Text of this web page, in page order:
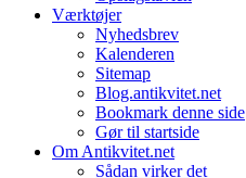
Værktøjer
Nyhedsbrev
Kalenderen
Sitemap
Blog.antikvitet.net
Bookmark denne side
Gør til startside
Om Antikvitet.net
Sådan virker det